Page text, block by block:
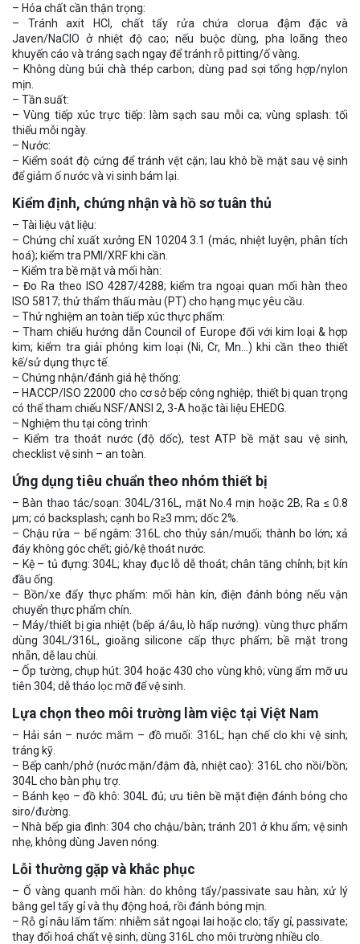
– Hóa chất cần thận trọng:
– Tránh axit HCl, chất tẩy rửa chứa clorua đậm đặc và
Javen/NaClO ở nhiệt độ cao; nếu buộc dùng, pha loãng theo
khuyến cáo và tráng sạch ngay để tránh rỗ pitting/ố vàng.
– Không dùng búi chà thép carbon; dùng pad sợi tổng hợp/nylon
mịn.
– Tần suất:
– Vùng tiếp xúc trực tiếp: làm sạch sau mỗi ca; vùng splash: tối
thiểu mỗi ngày.
– Nước:
– Kiểm soát độ cứng để tránh vệt cặn; lau khô bề mặt sau vệ sinh
để giảm ố nước và vi sinh bám lại.
Kiểm định, chứng nhận và hồ sơ tuân thủ
– Tài liệu vật liệu:
– Chứng chỉ xuất xưởng EN 10204 3.1 (mác, nhiệt luyện, phân tích
hoá); kiểm tra PMI/XRF khi cần.
– Kiểm tra bề mặt và mối hàn:
– Đo Ra theo ISO 4287/4288; kiểm tra ngoại quan mối hàn theo
ISO 5817; thử thẩm thấu màu (PT) cho hạng mục yêu cầu.
– Thử nghiệm an toàn tiếp xúc thực phẩm:
– Tham chiếu hướng dẫn Council of Europe đối với kim loại & hợp
kim; kiểm tra giải phóng kim loại (Ni, Cr, Mn…) khi cần theo thiết
kế/sử dụng thực tế.
– Chứng nhận/đánh giá hệ thống:
– HACCP/ISO 22000 cho cơ sở bếp công nghiệp; thiết bị quan trọng
có thể tham chiếu NSF/ANSI 2, 3-A hoặc tài liệu EHEDG.
– Nghiệm thu tại công trình:
– Kiểm tra thoát nước (độ dốc), test ATP bề mặt sau vệ sinh,
checklist vệ sinh – an toàn.
Ứng dụng tiêu chuẩn theo nhóm thiết bị
– Bàn thao tác/soạn: 304L/316L, mặt No.4 mịn hoặc 2B; Ra ≤ 0.8
µm; có backsplash; cạnh bo R≥3 mm; dốc 2%.
– Chậu rửa – bể ngâm: 316L cho thủy sản/muối; thành bo lớn; xả
đáy không góc chết; giỏ/kệ thoát nước.
– Kệ – tủ đựng: 304L; khay đục lỗ dễ thoát; chân tăng chỉnh; bịt kín
đầu ống.
– Bồn/xe đẩy thực phẩm: mối hàn kín, điện đánh bóng nếu vận
chuyển thực phẩm chín.
– Máy/thiết bị gia nhiệt (bếp á/âu, lò hấp nướng): vùng thực phẩm
dùng 304L/316L, gioăng silicone cấp thực phẩm; bề mặt trong
nhẵn, dễ lau chùi.
– Ốp tường, chụp hút: 304 hoặc 430 cho vùng khô; vùng ẩm mỡ ưu
tiên 304; dễ tháo lọc mỡ để vệ sinh.
Lựa chọn theo môi trường làm việc tại Việt Nam
– Hải sản – nước mắm – đồ muối: 316L; hạn chế clo khi vệ sinh;
tráng kỹ.
– Bếp canh/phở (nước mặn/đậm đà, nhiệt cao): 316L cho nồi/bồn;
304L cho bàn phụ trợ.
– Bánh kẹo – đồ khô: 304L đủ; ưu tiên bề mặt điện đánh bóng cho
siro/đường.
– Nhà bếp gia đình: 304 cho chậu/bàn; tránh 201 ở khu ẩm; vệ sinh
nhẹ, không dùng Javen nóng.
Lỗi thường gặp và khắc phục
– Ố vàng quanh mối hàn: do không tẩy/passivate sau hàn; xử lý
bằng gel tẩy gỉ và thụ động hoá, rồi đánh bóng mịn.
– Rỗ gỉ nâu lấm tấm: nhiễm sắt ngoại lai hoặc clo; tẩy gỉ, passivate;
thay đổi hoá chất vệ sinh; dùng 316L cho môi trường nhiều clo.